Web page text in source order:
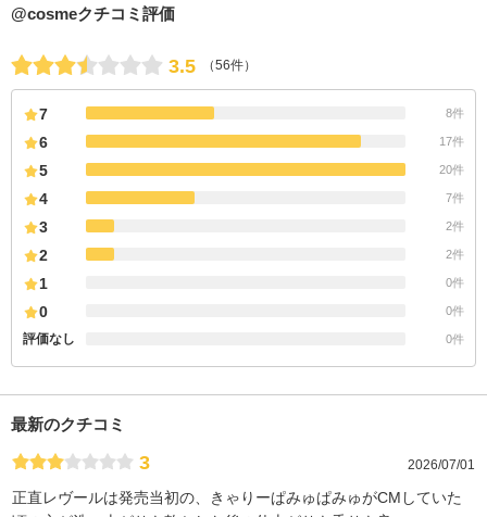
@cosmeクチコミ評価
3.5 （56件）
7 8件
6 17件
5 20件
4 7件
3 2件
2 2件
1 0件
0 0件
評価なし 0件
最新のクチコミ
3 2026/07/01
正直レヴールは発売当初の、きゃりーぱみゅぱみゅがCMしていた